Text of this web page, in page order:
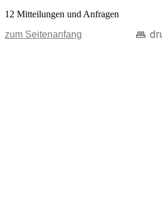
12 Mitteilungen und Anfragen
zum Seitenanfang